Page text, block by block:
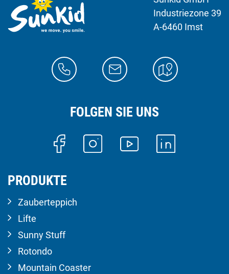
Industriezone 39
A-6460 Imst
FOLGEN SIE UNS
PRODUKTE
Zauberteppich
Lifte
Sunny Stuff
Rotondo
Mountain Coaster